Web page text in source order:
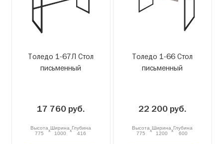
Толедо 1-67Л Стол
письменный
17 760 руб.
Высота
775
xШирина
1000
xГлубина
416
Толедо 1-66 Стол
письменный
22 200 руб.
Высота
775
xШирина
1200
xГлубина
600